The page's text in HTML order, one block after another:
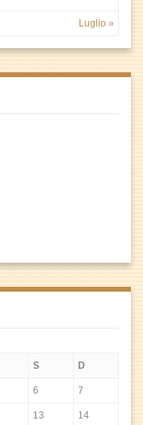
Luglio »
S D
6 7
13 14